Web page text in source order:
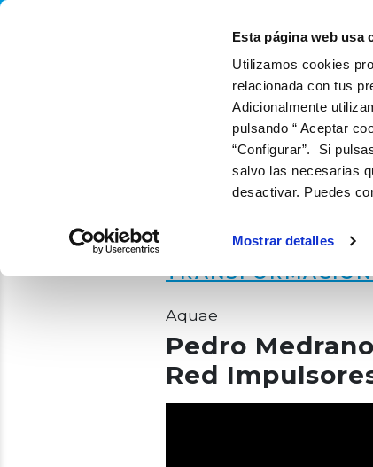
Esta página web usa
Utilizamos cookies
relacionada con tus
Adicionalmente
pulsando “ Aceptar
“Configurar”. Si
salvo las necesarias
desactivar. Puedes
Mostrar detalles
Aquae
Pedro
Red